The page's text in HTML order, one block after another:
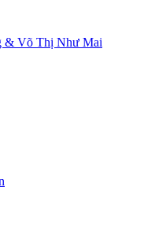
& Võ Thị Như Mai